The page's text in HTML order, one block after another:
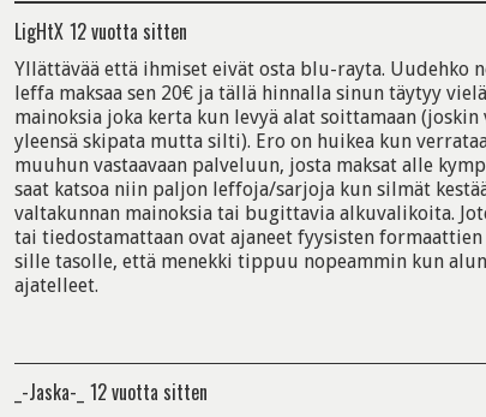
LigHtX 12 vuotta sitten
Yllättävää että ihmiset eivät osta blu-rayta. Uudehko
leffa maksaa sen 20€ ja tällä hinnalla sinun täytyy
mainoksia joka kerta kun levyä alat soittamaan
yleensä skipata mutta silti). Ero on huikea kun
muuhun vastaavaan palveluun, josta maksat alle
saat katsoa niin paljon leffoja/sarjoja kun silmät
valtakunnan mainoksia tai bugittavia alkuvalikoita.
tai tiedostamattaan ovat ajaneet fyysisten
sille tasolle, että menekki tippuu nopeammin kun
ajatelleet.
_-Jaska-_ 12 vuotta sitten